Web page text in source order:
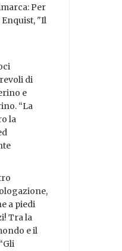
Per
Enquist, "Il
di
e
“La
la
a piedi
Tra la
e il